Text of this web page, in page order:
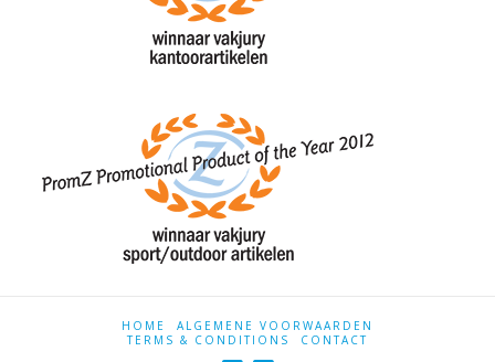
HOME
ALGEMENE VOORWAARDEN
TERMS & CONDITIONS
CONTACT